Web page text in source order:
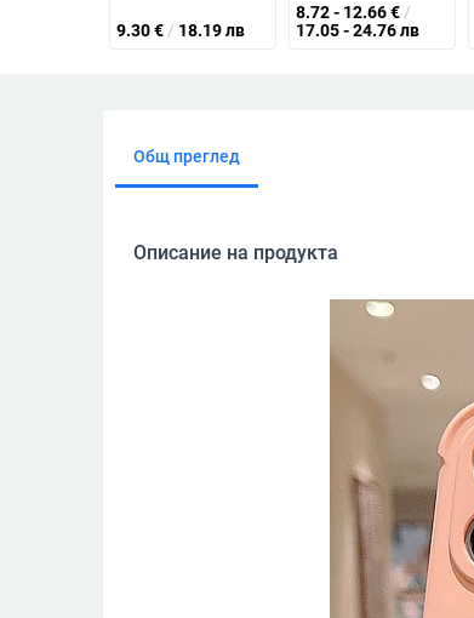
9.30€ / 18.19 лв
8.72 - 12.66€ /
17.05 - 24.76 лв
Общ преглед
Описание на продукта